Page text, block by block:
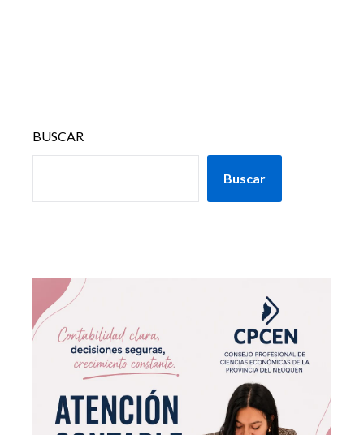
BUSCAR
Buscar